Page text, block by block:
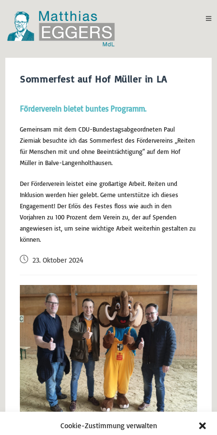
Cookie-Zustimmung verwalten
Sommerfest auf Hof Müller in LA
Förderverein bietet buntes Programm.
Gemeinsam mit dem CDU-Bundestagsabgeordneten Paul
Ziemiak besuchte ich das Sommerfest des Fördervereins „Reiten
für Menschen mit und ohne Beeinträchtigung“ auf dem Hof
Müller in Balve-Langenholthausen.
Der Förderverein leistet eine großartige Arbeit. Reiten und
Inklusion werden hier gelebt. Gerne unterstütze ich dieses
Engagement! Der Erlös des Festes floss wie auch in den
Vorjahren zu 100 Prozent dem Verein zu, der auf Spenden
angewiesen ist, um seine wichtige Arbeit weiterhin gestalten zu
können.
23. Oktober 2024
Hubert Sauer, Stadtverbandsvorsitzender CDU Balve, Paul